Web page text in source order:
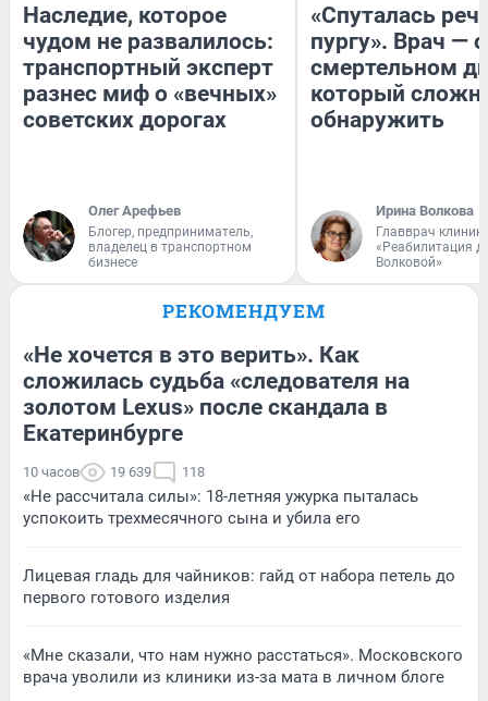
Наследие, которое
чудом не развалилось:
транспортный эксперт
разнес миф о «вечных»
советских дорогах
Олег Арефьев
Блогер, предприниматель,
владелец в транспортном
бизнесе
«Спуталась
пургу». Врач — о
смертельном
который
обнаружить
Ирина Волкова
Главврач
«Реабилитация
Волковой»
РЕКОМЕНДУЕМ
«Не хочется в это верить». Как
сложилась судьба «следователя на
золотом Lexus» после скандала в
Екатеринбурге
10 часов 19 639 118
«Не рассчитала силы»: 18-летняя ужурка пыталась
успокоить трехмесячного сына и убила его
Лицевая гладь для чайников: гайд от набора петель до
первого готового изделия
«Мне сказали, что нам нужно расстаться». Московского
врача уволили из клиники из-за мата в личном блоге